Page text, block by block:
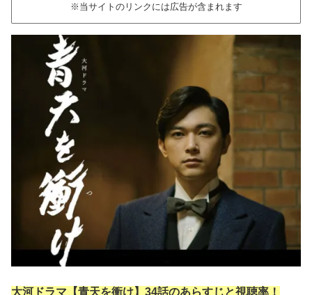
※当サイトのリンクには広告が含まれます
大河ドラマ【青天を衝け】34話のあらすじと視聴率！